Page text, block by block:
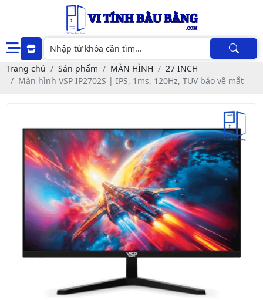
Trang chủ Sản phẩm MÀN HÌNH
27 INCH
Màn hình VSP IP2702S | IPS, 1ms, 120Hz, TUV bảo vệ mắt